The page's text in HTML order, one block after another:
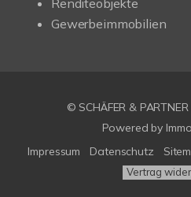
Renditeobjekte
Gewerbeimmobilien
© SCHÄFER &
Powered by
Impressum
Datenschutz
Vertrag